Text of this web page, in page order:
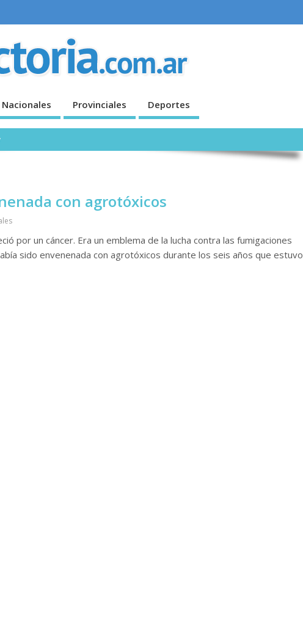
Nacionales Provinciales Deportes
con agrotóxicos
por un cáncer. Era un emblema de la lucha contra las fumigaciones
sido envenenada con agrotóxicos durante los seis años que estuvo